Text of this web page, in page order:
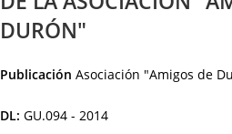
DURÓN"
Publicación Asociación "Amigos de
DL: GU.094 - 2014